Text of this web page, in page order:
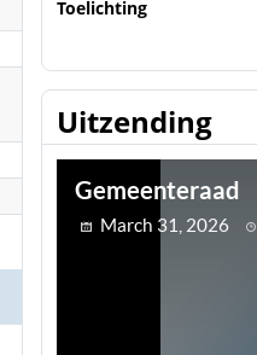
Toelichting
Uitzending